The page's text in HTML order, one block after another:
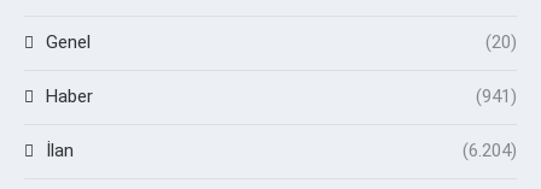
Genel (20)
Haber (941)
İlan (6.204)